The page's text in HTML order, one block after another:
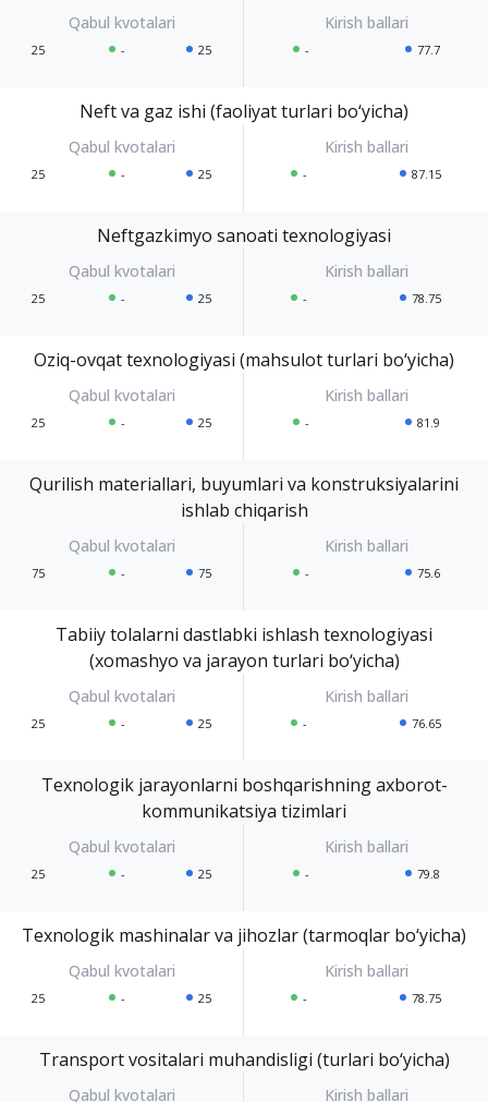
25 - 25 - 77.7
Neft va gaz ishi (faoliyat turlari bo‘yicha)
25 - 25 - 87.15
Neftgazkimyo sanoati texnologiyasi
25 - 25 - 78.75
Oziq-ovqat texnologiyasi (mahsulot turlari bo‘yicha)
25 - 25 - 81.9
Qurilish materiallari, buyumlari va konstruksiyalarini
ishlab chiqarish
75 - 75 - 75.6
Tabiiy tolalarni dastlabki ishlash texnologiyasi
(xomashyo va jarayon turlari bo‘yicha)
25 - 25 - 76.65
Texnologik jarayonlarni boshqarishning axborot-
kommunikatsiya tizimlari
25 - 25 - 79.8
Texnologik mashinalar va jihozlar (tarmoqlar bo‘yicha)
25 - 25 - 78.75
Transport vositalari muhandisligi (turlari bo‘yicha)